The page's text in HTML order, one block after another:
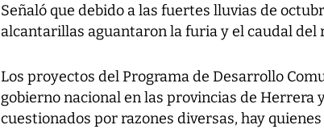
Señaló que debido a las fuertes lluvias de
alcantarillas aguantaron la furia y el caudal del
Los proyectos del Programa de Desarrollo
gobierno nacional en las provincias de Herrera
cuestionados por razones diversas, hay